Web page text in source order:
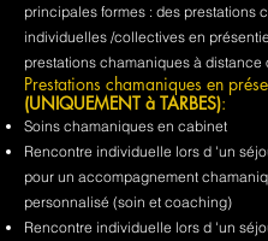
principales formes : des prestations
individuelles /collectives en
prestations chamaniques à distance
Prestations chamaniques en
(UNIQUEMENT à TARBES):
Soins chamaniques en cabinet
Rencontre individuelle lors d 'un
pour un accompagnement
personnalisé (soin et coaching)
Rencontre individuelle lors d 'un